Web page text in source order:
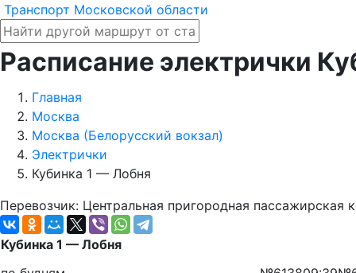
Транспорт Московской области
Расписание электрички
Главная
Москва
Москва (Белорусский вокзал)
Электрички
Кубинка 1 — Лобня
Перевозчик: Центральная пригородная пассажирская
Кубинка 1 — Лобня